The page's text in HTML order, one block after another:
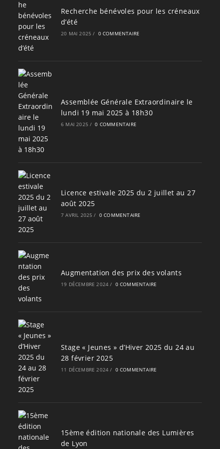
Recherche bénévoles pour les créneaux
d’été
20 MAI 2025 / 0 COMMENTAIRE
Assemblée Générale Extraordinaire le
lundi 19 mai 2025 à 18h30
6 MAI 2025 / 0 COMMENTAIRE
Licence estivale 2025 du 2 juillet au 27
août 2025
7 AVRIL 2025 / 0 COMMENTAIRE
Augmentation des prix des volants
19 DÉCEMBRE 2024 / 0 COMMENTAIRE
Stage « Jeunes » d’Hiver 2025 du 24 au
28 février 2025
11 DÉCEMBRE 2024 / 0 COMMENTAIRE
15ème édition nationale des Lumières
de Lyon